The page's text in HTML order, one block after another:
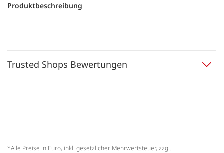
Produktbeschreibung
Trusted Shops Bewertungen
*Alle Preise in Euro, inkl. gesetzlicher Mehrwertsteuer, zzgl.